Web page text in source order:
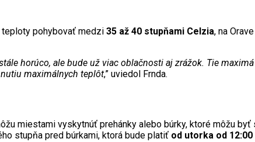
teploty pohybovať medzi 35 až 40 stupňami Celzia, na
horúco, ale bude už viac oblačnosti aj zrážok. Tie
maximálnych teplôt,” uviedol Frnda.
miestami vyskytnúť prehánky alebo búrky, ktoré môžu
stupňa pred búrkami, ktorá bude platiť od utorka od